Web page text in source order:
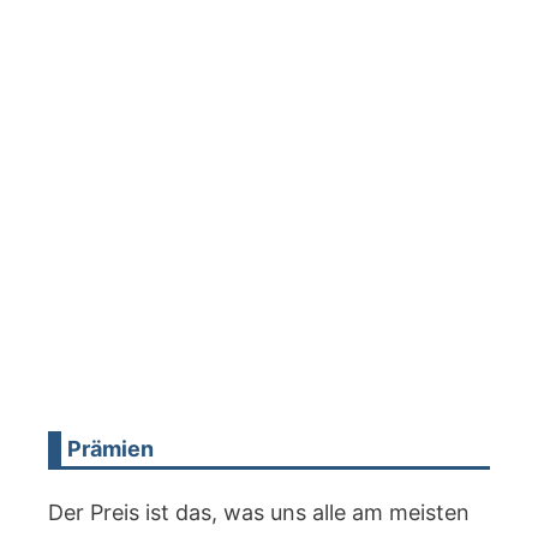
Prämien
Der Preis ist das, was uns alle am meisten